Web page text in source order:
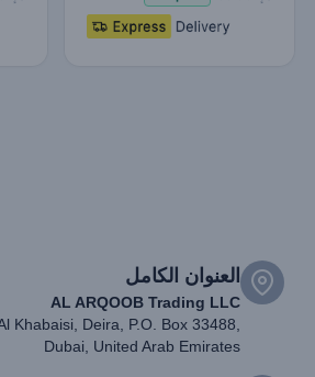
العنوان الكامل
AL ARQOOB Trading LLC
Khabaisi, Deira, P.O. Box 33488,
Dubai, United Arab Emirates